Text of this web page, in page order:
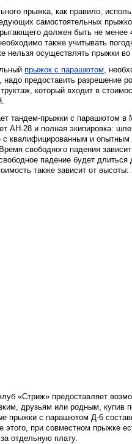
прыжка, как правило,
самостоятельных
должен быть не менее
также учитывать
нельзя осуществлять прыжки
прыжок с парашютом,
надо предоставить разрешение
который входит в
тандем-прыжки с парашютом в
АН-28 и полная экипировка:
квалифицированным и опытным
свободного падения
падение будет
также зависит от
«Стриж» предоставляет
друзьям или родным, купив
прыжки с парашютом Д-6
при совместном прыжке
отдельную плату.